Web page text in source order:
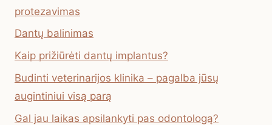
protezavimas
Dantų balinimas
Kaip prižiūrėti dantų implantus?
Budinti veterinarijos klinika – pagalba jūsų
augintiniui visą parą
Gal jau laikas apsilankyti pas odontologą?